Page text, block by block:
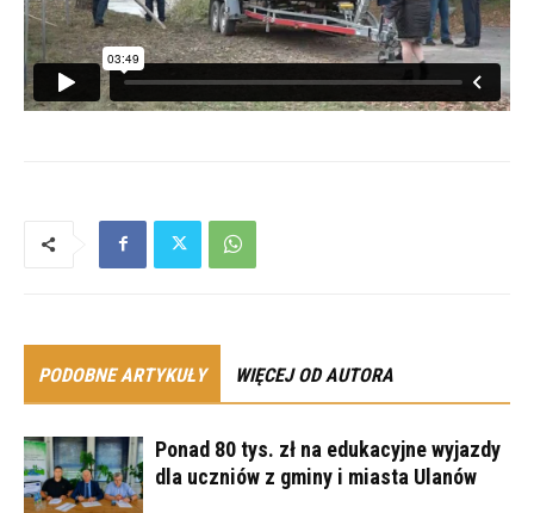
PODOBNE ARTYKUŁY WIĘCEJ OD AUTORA
Ponad 80 tys. zł na edukacyjne wyjazdy
dla uczniów z gminy i miasta Ulanów